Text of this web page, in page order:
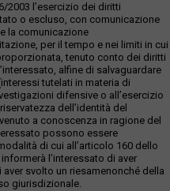
2003 l’esercizio dei diritti
o escluso, con comunicazione
la comunicazione
per il tempo e nei limiti in cui
tenuto conto dei diritti
alfine di salvaguardare
tutelati in materia di
difensive o all’esercizio
dell’identità del
a conoscenza in ragione del
possono essere
di cui all’articolo 160 dello
l’interessato di aver
svolto un riesamenonché della
giurisdizionale.